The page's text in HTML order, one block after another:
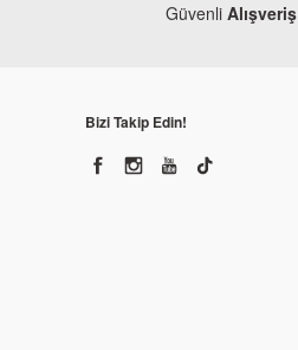
Güvenli Alışveriş
Bizi Takip Edin!